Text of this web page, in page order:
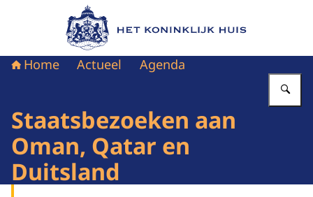
Naar de homepage van Het Koninklijk Huis
Home Actueel Agenda
Staatsbezoeken aan
Oman, Qatar en
Duitsland